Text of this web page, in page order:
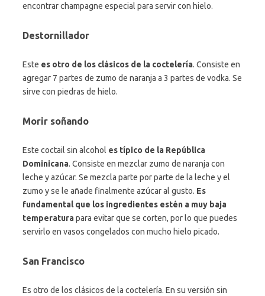
encontrar champagne especial para servir con hielo.
Destornillador
Este es otro de los clásicos de la coctelería. Consiste en
agregar 7 partes de zumo de naranja a 3 partes de vodka. Se
sirve con piedras de hielo.
Morir soñando
Este coctail sin alcohol es típico de la República
Dominicana. Consiste en mezclar zumo de naranja con
leche y azúcar. Se mezcla parte por parte de la leche y el
zumo y se le añade finalmente azúcar al gusto. Es
fundamental que los ingredientes estén a muy baja
temperaturapara evitar que se corten, por lo que puedes
servirlo en vasos congelados con mucho hielo picado.
San Francisco
Es otro de los clásicos de la coctelería. En su versión sin